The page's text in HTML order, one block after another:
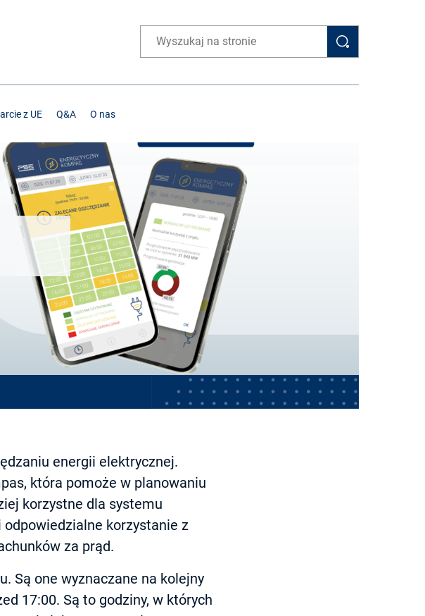
Wpisz wyszukiwaną frazę
z UE Q&A O nas
energii elektrycznej.
która pomoże w planowaniu
korzystne dla systemu
korzystanie z
za prąd.
Są one wyznaczane na kolejny
17:00. Są to godziny, w których